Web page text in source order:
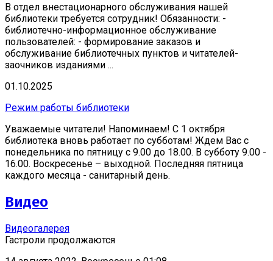
В отдел внестационарного обслуживания нашей
библиотеки требуется сотрудник! Обязанности: -
библиотечно-информационное обслуживание
пользователей: - формирование заказов и
обслуживание библиотечных пунктов и читателей-
заочников изданиями ...
01.10.2025
Режим работы библиотеки
Уважаемые читатели! Напоминаем! С 1 октября
библиотека вновь работает по субботам! Ждем Вас с
понедельника по пятницу с 9.00 до 18.00. В субботу 9.00 -
16.00. Воскресенье – выходной. Последняя пятница
каждого месяца - санитарный день.
Видео
Видеогалерея
Гастроли продолжаются